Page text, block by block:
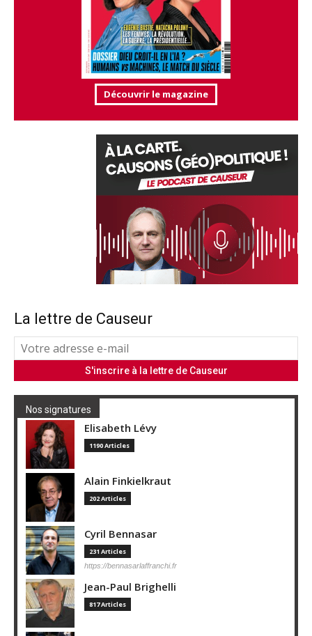
Découvrir le magazine
La lettre de Causeur
Nos signatures
Elisabeth Lévy
1190 Articles
Alain Finkielkraut
202 Articles
Cyril Bennasar
231 Articles
https://bennasarlaffranchi.fr
Jean-Paul Brighelli
817 Articles